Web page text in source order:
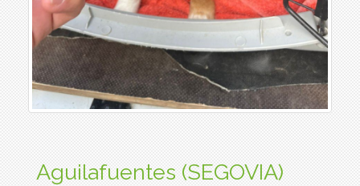
Aguilafuentes (SEGOVIA)